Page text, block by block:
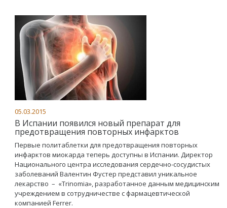
05.03.2015
В Испании появился новый препарат для
предотвращения повторных инфарктов
Первые политаблетки для предотвращения повторных
инфарктов миокарда теперь доступны в Испании. Директор
Национального центра исследования сердечно-сосудистых
заболеваний Валентин Фустер представил уникальное
лекарство – «Trinomia», разработанное данным медицинским
учреждением в сотрудничестве с фармацевтической
компанией Ferrer.